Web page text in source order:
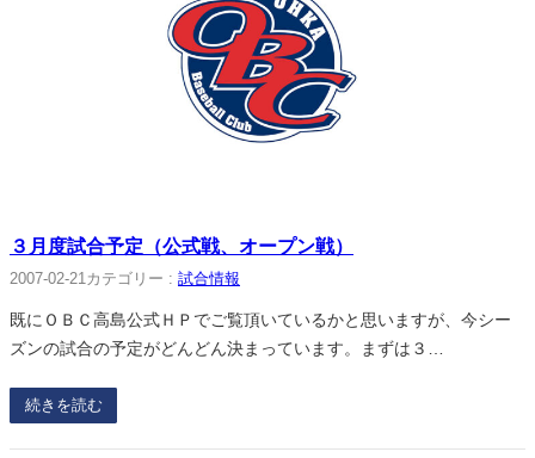
３月度試合予定（公式戦、オープン戦）
2007-02-21カテゴリー : 試合情報
既にＯＢＣ高島公式ＨＰでご覧頂いているかと思いますが、今シー
ズンの試合の予定がどんどん決まっています。まずは３…
続きを読む